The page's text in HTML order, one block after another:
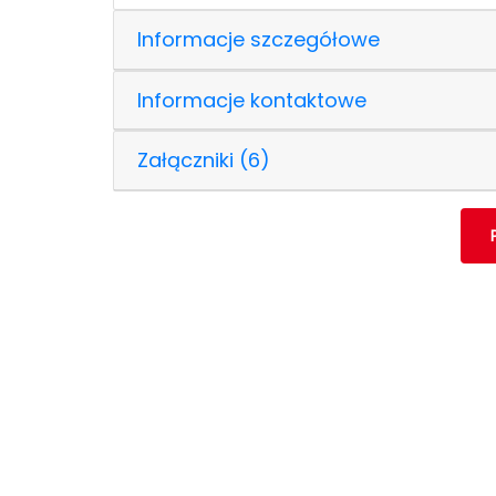
Informacje szczegółowe
Informacje kontaktowe
Załączniki (6)